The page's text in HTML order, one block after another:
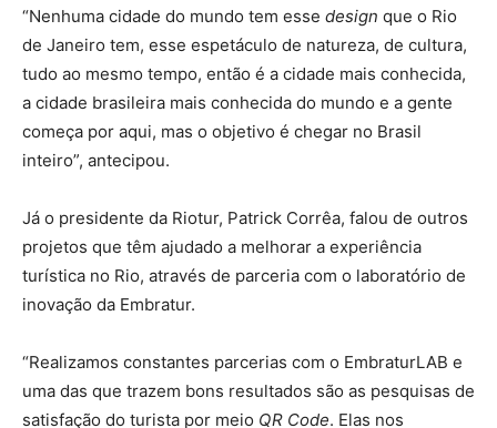
“Nenhuma cidade do mundo tem esse design que o Rio
de Janeiro tem, esse espetáculo de natureza, de cultura,
tudo ao mesmo tempo, então é a cidade mais conhecida,
a cidade brasileira mais conhecida do mundo e a gente
começa por aqui, mas o objetivo é chegar no Brasil
inteiro”, antecipou.
Já o presidente da Riotur, Patrick Corrêa, falou de outros
projetos que têm ajudado a melhorar a experiência
turística no Rio, através de parceria com o laboratório de
inovação da Embratur.
“Realizamos constantes parcerias com o EmbraturLAB e
uma das que trazem bons resultados são as pesquisas de
satisfação do turista por meio QR Code. Elas nos